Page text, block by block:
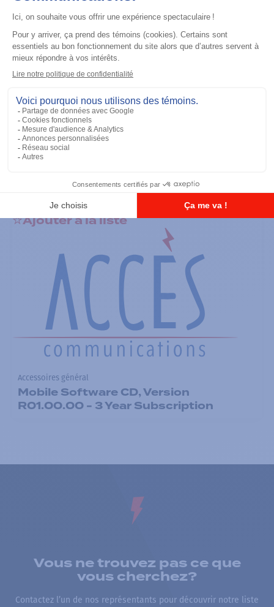
RS-232 Programming Cable
Ajouter à la liste
Accessoires général
Mobile Software CD, Version
R01.00.00 - 3 Year Subscription
Vous ne trouvez pas ce que
vous cherchez?
Contactez l’un de nos représentants pour découvrir notre liste